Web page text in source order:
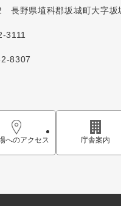
長野県埴科郡坂城町大字坂
3111
8307
へのアクセス 庁舎案内